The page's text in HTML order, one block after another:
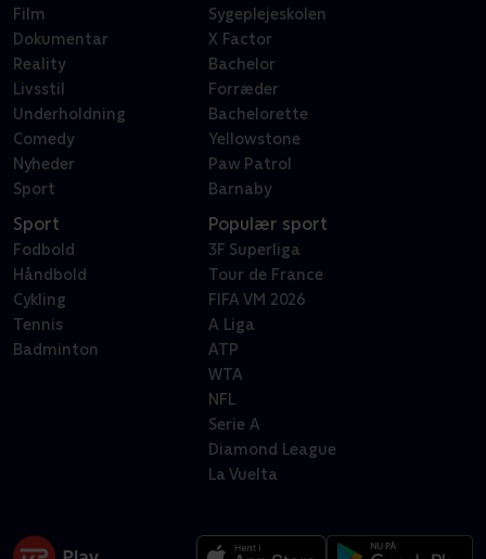
Film
Dokumentar
Reality
Livsstil
Underholdning
Comedy
Nyheder
Sport
Sygeplejeskolen
X Factor
Bachelor
Forræder
Bachelorette
Yellowstone
Paw Patrol
Barnaby
Sport
Fodbold
Håndbold
Cykling
Tennis
Badminton
Populær sport
3F Superliga
Tour de France
FIFA VM 2026
A Liga
ATP
WTA
NFL
Serie A
Diamond League
La Vuelta